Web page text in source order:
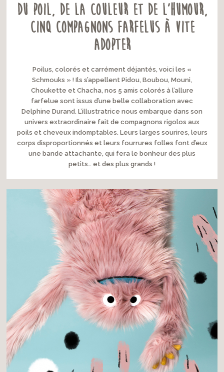
Du poil, de la couleur et de l’humour,
cinq compagnons farfelus à vite
adopter
Poilus, colorés et carrément déjantés, voici les «
Schmouks » ! Ils s’appellent Pidou, Boubou, Mouni,
Choukette et Chacha, nos 5 amis colorés à l’allure
farfelue sont issus d’une belle collaboration avec
Delphine Durand. L’illustratrice nous embarque dans son
univers extraordinaire fait de compagnons rigolos aux
poils et cheveux indomptables. Leurs larges sourires, leurs
corps disproportionnés et leurs fourrures folles font d’eux
une bande attachante, qui fera le bonheur des plus
petits… et des plus grands !